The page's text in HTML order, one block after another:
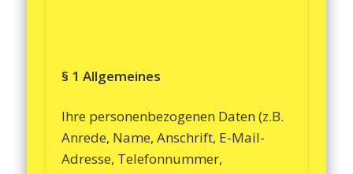
§ 1 Allgemeines
Ihre personenbezogenen Daten (z.B.
Anrede, Name, Anschrift, E-Mail-
Adresse, Telefonnummer,